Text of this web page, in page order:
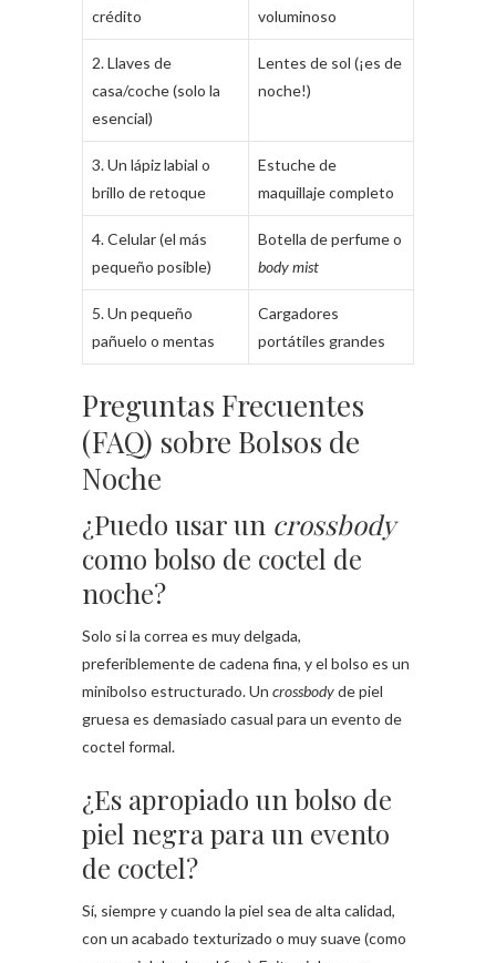
crédito
voluminoso
2. Llaves de
casa/coche (solo la
esencial)
Lentes de sol (¡es de
noche!)
3. Un lápiz labial o
brillo de retoque
Estuche de
maquillaje completo
4. Celular (el más
pequeño posible)
Botella de perfume o
body mist
5. Un pequeño
pañuelo o mentas
Cargadores
portátiles grandes
Preguntas Frecuentes
(FAQ) sobre Bolsos de
Noche
¿Puedo usar un crossbody
como bolso de coctel de
noche?
Solo si la correa es muy delgada,
preferiblemente de cadena fina, y el bolso es un
minibolso estructurado. Un crossbodyde piel
gruesa es demasiado casual para un evento de
coctel formal.
¿Es apropiado un bolso de
piel negra para un evento
de coctel?
Sí, siempre y cuando la piel sea de alta calidad,
con un acabado texturizado o muy suave (como